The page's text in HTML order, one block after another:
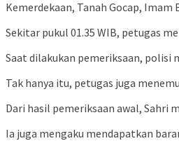
Kemerdekaan, Tanah Gocap,
Sekitar pukul 01.35 WIB, petugas
Saat dilakukan pemeriksaan, polisi
Tak hanya itu, petugas juga
Dari hasil pemeriksaan awal, Sahri
Ia juga mengaku mendapatkan